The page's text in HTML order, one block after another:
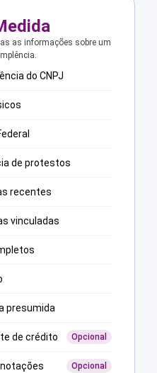
as informações sobre um
do CNPJ
de protestos
recentes
vinculadas
presumida
de crédito Opcional
Opcional